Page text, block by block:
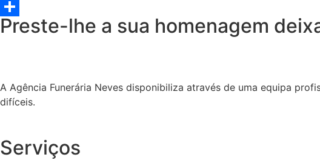
Twitter
Share
Preste-lhe a sua homenagem
A Agência Funerária Neves disponibiliza através de uma equipa
difíceis.
Serviços